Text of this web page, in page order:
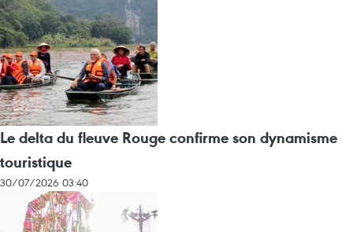
Le delta du fleuve Rouge confirme son dynamisme
touristique
30/07/2026 03:40